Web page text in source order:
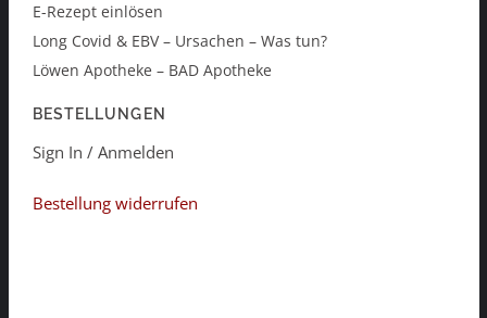
E-Rezept einlösen
Long Covid & EBV – Ursachen – Was tun?
Löwen Apotheke – BAD Apotheke
BESTELLUNGEN
Sign In / Anmelden
Bestellung widerrufen